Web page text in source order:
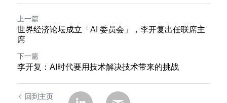
上一篇
世界经济论坛成立「AI 委员会」，李开复出任联席主
席
下一篇
李开复：AI时代要用技术解决技术带来的挑战
回到主页